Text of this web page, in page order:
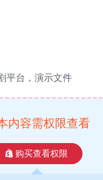
平台，演示文件
内容需权限查看
购买查看权限